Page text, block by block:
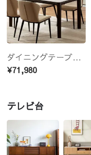
ダイニングテーブル テーブル 食卓 デスク セラミック 木製 おしゃれ 長方形 北欧 四角テーブル
¥71,980
テレビ台